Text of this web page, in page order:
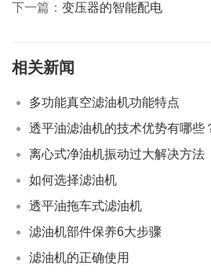
下一篇： 变压器的智能配电
相关新闻
多功能真空滤油机功能特点
透平油滤油机的技术优势有哪些
离心式净油机振动过大解决方法
如何选择滤油机
透平油拖车式滤油机
滤油机部件保养6大步骤
滤油机的正确使用